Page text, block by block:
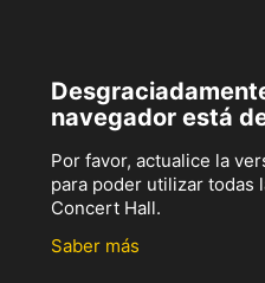
navegador está
Por favor, actualice la
para poder utilizar todas
Concert Hall.
Saber más